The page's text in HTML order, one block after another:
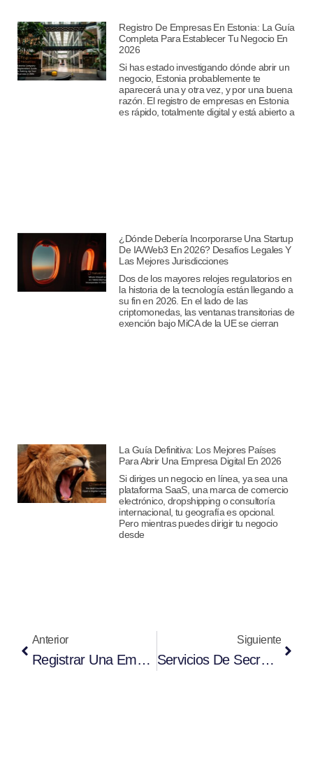
Registro De Empresas En Estonia: La Guía
Completa Para Establecer Tu Negocio En
2026
Si has estado investigando dónde abrir un
negocio, Estonia probablemente te
aparecerá una y otra vez, y por una buena
razón. El registro de empresas en Estonia
es rápido, totalmente digital y está abierto a
¿Dónde Debería Incorporarse Una Startup
De IA/Web3 En 2026? Desafíos Legales Y
Las Mejores Jurisdicciones
Dos de los mayores relojes regulatorios en
la historia de la tecnología están llegando a
su fin en 2026. En el lado de las
criptomonedas, las ventanas transitorias de
exención bajo MiCA de la UE se cierran
La Guía Definitiva: Los Mejores Países
Para Abrir Una Empresa Digital En 2026
Si diriges un negocio en línea, ya sea una
plataforma SaaS, una marca de comercio
electrónico, dropshipping o consultoría
internacional, tu geografía es opcional.
Pero mientras puedes dirigir tu negocio
desde
Anterior
Registrar Una Empresa LLC En Estonia: Su Guía Completa 2026
Siguiente
Servicios De Secretario De Empresa En Hong Kong: Lo Que Hay Que Saber En 2026